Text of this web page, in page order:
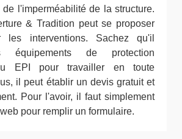
de l'imperméabilité de la structure.
& Tradition peut se proposer
les interventions. Sachez qu'il
équipements de protection
EPI pour travailler en toute
il peut établir un devis gratuit et
Pour l'avoir, il faut simplement
pour remplir un formulaire.